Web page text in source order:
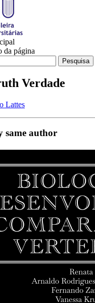
da página
Pesquisa
Verdade
Lattes
same author